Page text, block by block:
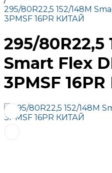
295/80R22,5 152/148M
3PMSF 16PR КИТАЙ
295/80R22,5
Smart Flex
3PMSF